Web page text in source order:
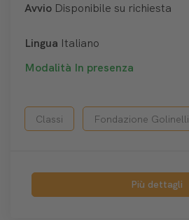
Avvio Disponibile su richiesta
Lingua Italiano
Modalità In presenza
Classi Fondazione Golinelli
Più dettagli